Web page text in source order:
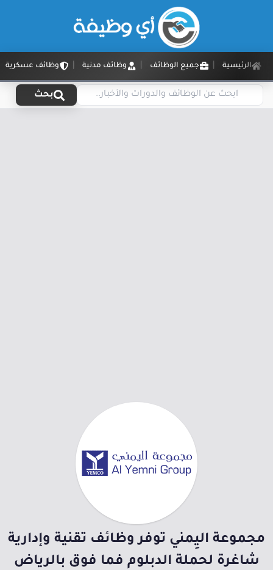
الرئيسية جميع الوظائف وظائف مدنية وظائف عسكرية
بحث
مجموعة اليِمني توفر وظائف تقنية وإدارية
شاغرة لحملة الدبلوم فما فوق بالرياض